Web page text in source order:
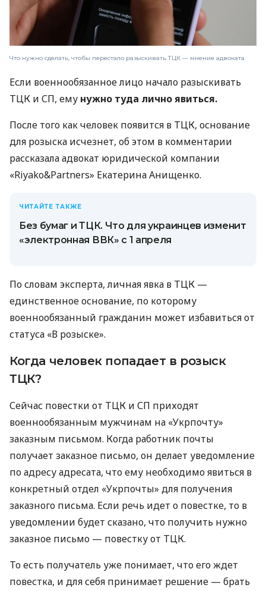
Что нужно сделать, чтобы перестало разыскивать ТЦК — мнение адвоката
Если военнообязанное лицо начало разыскивать
ТЦК и СП, ему нужно туда лично явиться.
После того как человек появится в ТЦК, основание
для розыска исчезнет, ​​об этом в комментарии
рассказала адвокат юридической компании
«Riyako&Partners» Екатерина Анищенко.
ЧИТАЙТЕ ТАКЖЕ
Без бумаг и ТЦК. Что для украинцев изменит
«электронная ВВК» с 1 апреля
По словам эксперта, личная явка в ТЦК —
единственное основание, по которому
военнообязанный гражданин может избавиться от
статуса «В розыске».
Когда человек попадает в розыск
ТЦК?
Сейчас повестки от ТЦК и СП приходят
военнообязанным мужчинам на «Укрпочту»
заказным письмом. Когда работник почты
получает заказное письмо, он делает уведомление
по адресу адресата, что ему необходимо явиться в
конкретный отдел «Укрпочты» для получения
заказного письма. Если речь идет о повестке, то в
уведомлении будет сказано, что получить нужно
заказное письмо — повестку от ТЦК.
То есть получатель уже понимает, что его ждет
повестка, и для себя принимает решение — брать